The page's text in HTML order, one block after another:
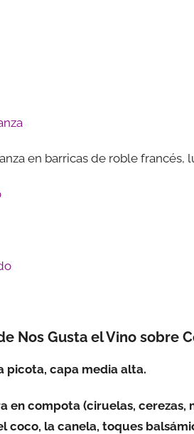
en barricas de roble
Nos Gusta el Vino sobre
picota, capa media alta.
en compota (ciruelas, cerezas,
coco, la canela, toques